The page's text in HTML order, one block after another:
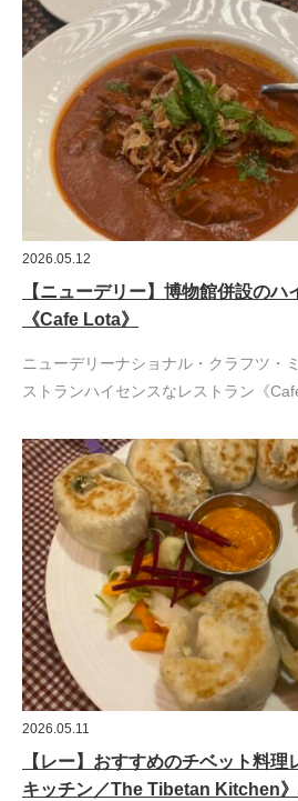
2026.05.12
【ニューデリー】博物館併設の
《Cafe Lota》
ニューデリーナショナル・クラフツ・
ストランハイセンスなレストラン《
2026.05.11
【レー】おすすめのチベット料
キッチン／The Tibetan Kitchen